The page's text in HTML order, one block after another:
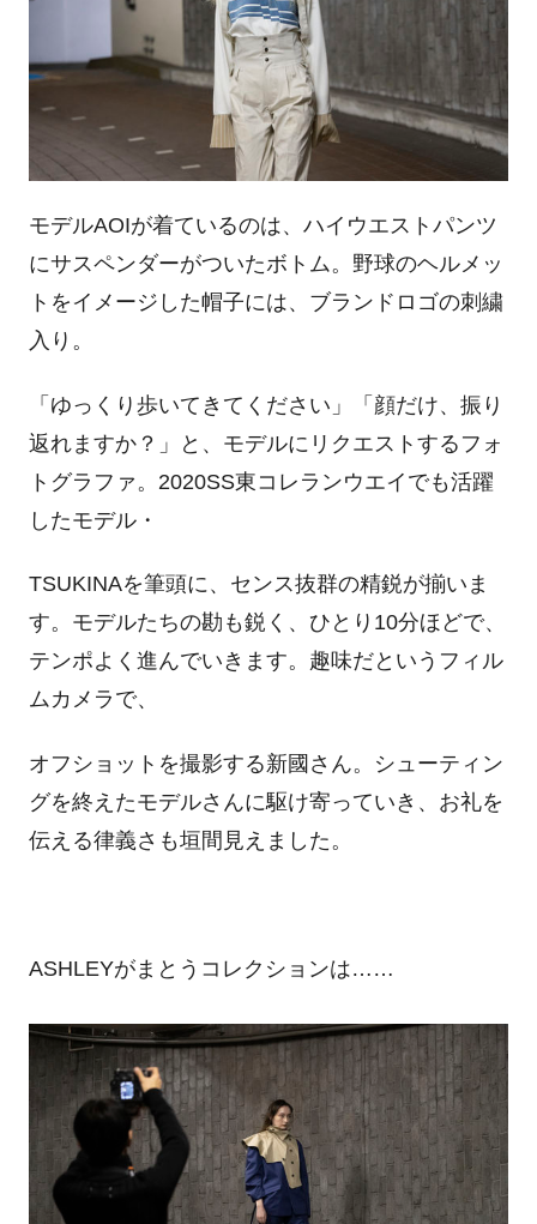
モデルAOIが着ているのは、ハイウエストパンツ
にサスペンダーがついたボトム。野球のヘルメッ
トをイメージした帽子には、ブランドロゴの刺繍
入り。
「ゆっくり歩いてきてください」「顔だけ、振り
返れますか？」と、モデルにリクエストするフォ
トグラファ。2020SS東コレランウエイでも活躍
したモデル・
TSUKINAを筆頭に、センス抜群の精鋭が揃いま
す。モデルたちの勘も鋭く、ひとり10分ほどで、
テンポよく進んでいきます。趣味だというフィル
ムカメラで、
オフショットを撮影する新國さん。シューティン
グを終えたモデルさんに駆け寄っていき、お礼を
伝える律義さも垣間見えました。
ASHLEYがまとうコレクションは……